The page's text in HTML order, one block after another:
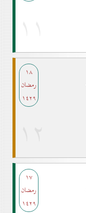
۱۸
رمضان
۱٤۲۹
۱۷
رمضان
۱٤۲۹